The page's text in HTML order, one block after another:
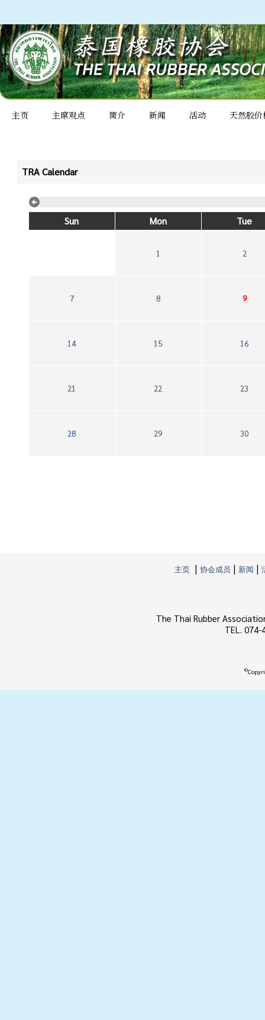
主页 主席观点 简介 新闻 活动 天然胶价
TRA Calendar
Sun Mon Tue
1 2
7 8 9
14 15 16
21 22 23
28 29 30
主页 | 协会成员 | 新闻 |
The Thai Rubber
TEL.
©